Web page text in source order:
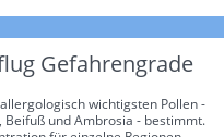
Gefahrengrade
wichtigsten Pollen -
Beifuß und Ambrosia - bestimmt.